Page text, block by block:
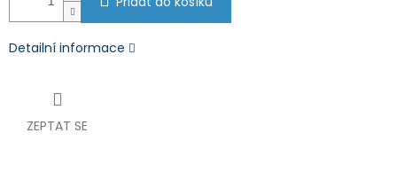
Detailní informace
ZEPTAT SE